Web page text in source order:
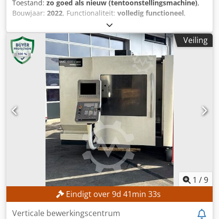
Toestand: zo goed als nieuw (tentoonstellingsmachine),
Bouwjaar: 2022, Functionaliteit: volledig functioneel,
, verplaatsingsafstand X-as:
verplaatsing Y-as:2.500 mm, verplaatsingsafstand Z-as:
225 mm
, werkstukbreedte (max.):2.100 mm,
werkstukhoogte (max.): 85 mm, Uitrusting:CE-markering
De machine is een voormalige beursmachine met slechts
65 bedrijfsuren! Een bezichtiging in bedrijfstoestand is
eind augustus mogelijk, aangezien de contactpersoon dan
ter plaatse is. TECHNISCHE GEGEVENS Verplaatsingsweg X-
as: 3.720 mm Verplaatsingsweg Y-as: 2.500 mm
Verplaatsingsweg Z-as: 225 mm Maximale breedte van het
werkstuk: 2.100 mm Maximale hoogte van het werkstuk: 85
mm Aantal assen: 3 Aantal posities in het
gereedschapsmagazijn: 15 Taflengte: 3.720 mm
Tafelbreedte: 2.100 mm MACHINEGEGEVENS Type
bediening: elektrisch Afmetingen (L x B x H): 9.766 x 4.789 x
2.288 mm Djdpfx Anozrfhbewowa UITRUSTING CE-
markering Documentatie/handleiding
Veiling
1 /9
Eindigt over9d 41min 31s
Verticale bewerkingscentrum